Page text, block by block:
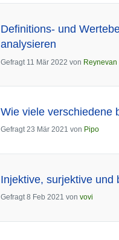
Definitions- und
analysieren
Gefragt 11 Mär 2022 von Reynevan
Wie viele verschiedene
Gefragt 23 Mär 2021 von Pipo
Injektive, surjektive und
Gefragt 8 Feb 2021 von vovi